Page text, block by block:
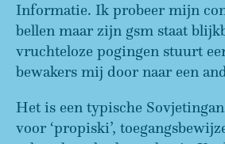
Informatie. Ik probeer mijn
bellen maar zijn gsm staat
vruchteloze pogingen stuurt
bewakers mij door naar een
Het is een typische
voor ‘propiski’,